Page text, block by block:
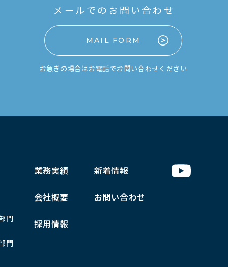
メールでのお問い合わせ
MAIL FORM
お急ぎの場合はお電話でお問い合わせください
門
門
業務実績
会社概要
採用情報
新着情報
お問い合わせ